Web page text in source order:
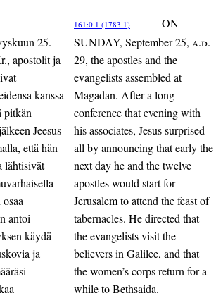
25.
apostolit ja
kanssa
pitkän
Jeesus
että hän
lähtisivät
antoi
käydä
ja
161:0.1 (1783.1)
ON
SUNDAY, September 25, a.d.
29, the apostles and the
evangelists assembled at
Magadan. After a long
conference that evening with
his associates, Jesus surprised
all by announcing that early the
next day he and the twelve
apostles would start for
Jerusalem to attend the feast of
tabernacles. He directed that
the evangelists visit the
believers in Galilee, and that
the women’s corps return for a
while to Bethsaida.